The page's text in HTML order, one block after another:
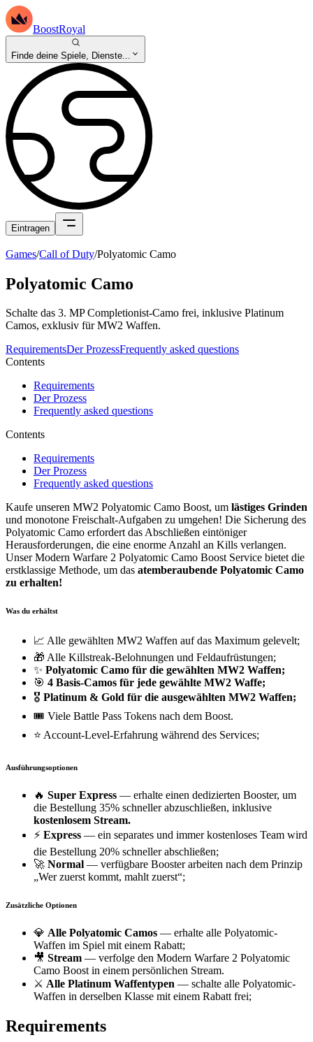
BoostRoyal
Finde deine Spiele, Dienste...
Eintragen
Games/Call of Duty/Polyatomic Camo
Polyatomic Camo
Schalte das 3. MP Completionist-Camo frei, inklusive Platinum
Camos, exklusiv für MW2 Waffen.
RequirementsDer ProzessFrequently asked questions
Contents
Requirements
Der Prozess
Frequently asked questions
Contents
Requirements
Der Prozess
Frequently asked questions
Kaufe unseren MW2 Polyatomic Camo Boost, um lästiges Grinden
und monotone Freischalt-Aufgaben zu umgehen! Die Sicherung des
Polyatomic Camo erfordert das Abschließen eintöniger
Herausforderungen, die eine enorme Anzahl an Kills verlangen.
Unser Modern Warfare 2 Polyatomic Camo Boost Service bietet die
erstklassige Methode, um das atemberaubende Polyatomic Camo
zu erhalten!
Was du erhältst
📈 Alle gewählten MW2 Waffen auf das Maximum gelevelt;
🎁 Alle Killstreak-Belohnungen und Feldaufrüstungen;
✨ Polyatomic Camo für die gewählten MW2 Waffen;
🎯 4 Basis-Camos für jede gewählte MW2 Waffe;
🎖️ Platinum & Gold für die ausgewählten MW2 Waffen;
🎟️ Viele Battle Pass Tokens nach dem Boost.
⭐ Account-Level-Erfahrung während des Services;
Ausführungsoptionen
🔥 Super Express — erhalte einen dedizierten Booster, um
die Bestellung 35% schneller abzuschließen, inklusive
kostenlosem Stream.
⚡ Express — ein separates und immer kostenloses Team wird
die Bestellung 20% schneller abschließen;
🚀 Normal — verfügbare Booster arbeiten nach dem Prinzip
„Wer zuerst kommt, mahlt zuerst“;
Zusätzliche Optionen
💎 Alle Polyatomic Camos — erhalte alle Polyatomic-
Waffen im Spiel mit einem Rabatt;
🎥 Stream — verfolge den Modern Warfare 2 Polyatomic
Camo Boost in einem persönlichen Stream.
⚔️ Alle Platinum Waffentypen — schalte alle Polyatomic-
Waffen in derselben Klasse mit einem Rabatt frei;
Requirements